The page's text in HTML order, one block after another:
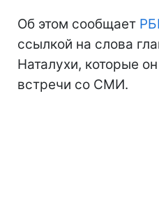
Об этом сообщает
ссылкой на слова
Наталухи, которые
встречи со СМИ.